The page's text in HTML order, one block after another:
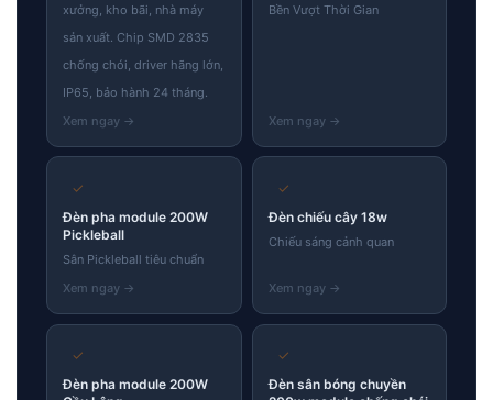
xưởng, kho bãi, nhà máy
sản xuất. Chip SMD 2835
chống chói, driver hãng lớn,
IP65, bảo hành 24 tháng.
Bền Vượt Thời Gian
✓
Đèn pha module 200W
Pickleball
Sân Pickleball tiêu chuẩn
✓
Đèn chiếu cây 18w
Chiếu sáng cảnh quan
✓
Đèn pha module 200W
✓
Đèn sân bóng chuyền